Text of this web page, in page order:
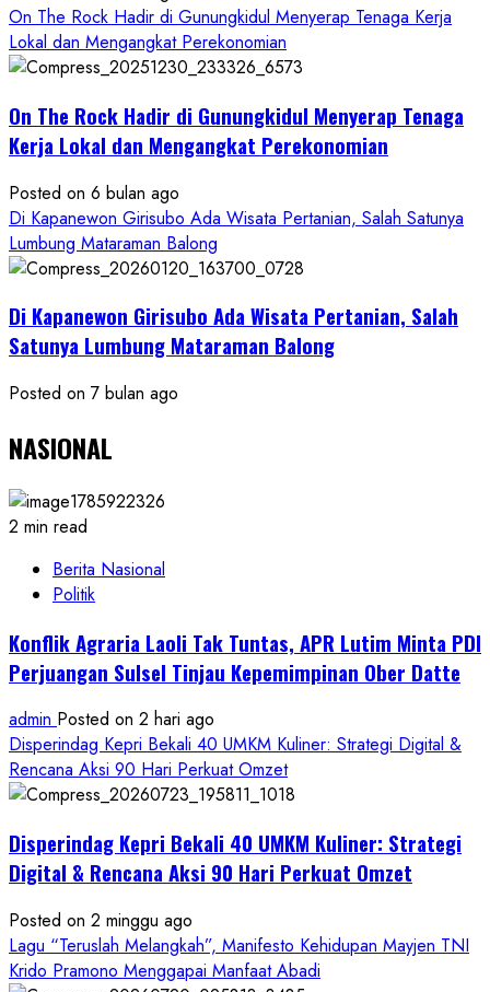
On The Rock Hadir di Gunungkidul Menyerap Tenaga Kerja
Lokal dan Mengangkat Perekonomian
On The Rock Hadir di Gunungkidul Menyerap Tenaga
Kerja Lokal dan Mengangkat Perekonomian
Posted on 6 bulan ago
Di Kapanewon Girisubo Ada Wisata Pertanian, Salah Satunya
Lumbung Mataraman Balong
Di Kapanewon Girisubo Ada Wisata Pertanian, Salah
Satunya Lumbung Mataraman Balong
Posted on 7 bulan ago
NASIONAL
2 min read
Berita Nasional
Politik
Konflik Agraria Laoli Tak Tuntas, APR Lutim Minta PDI
Perjuangan Sulsel Tinjau Kepemimpinan Ober Datte
admin Posted on 2 hari ago
Disperindag Kepri Bekali 40 UMKM Kuliner: Strategi Digital &
Rencana Aksi 90 Hari Perkuat Omzet
Disperindag Kepri Bekali 40 UMKM Kuliner: Strategi
Digital & Rencana Aksi 90 Hari Perkuat Omzet
Posted on 2 minggu ago
Lagu “Teruslah Melangkah”, Manifesto Kehidupan Mayjen TNI
Krido Pramono Menggapai Manfaat Abadi